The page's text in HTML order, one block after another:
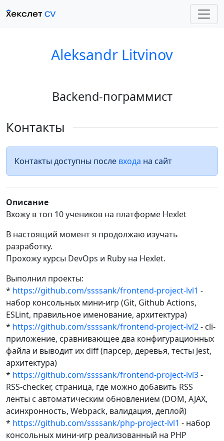
Aleksandr Litvinov
Backend-пограммист
Контакты
Контакты доступны после входа на сайт
Описание
Вхожу в топ 10 учеников на платформе Hexlet
В настоящий момент я продолжаю изучать
разработку.
Прохожу курсы DevOps и Ruby на Hexlet.
Выполнил проекты:
* https://github.com/ssssank/frontend-project-lvl1 -
набор консольных мини-игр (Git, Github Actions,
ESLint, правильное именование, архитектура)
* https://github.com/ssssank/frontend-project-lvl2- cli-
приложение, сравнивающее два конфигурационных
файла и выводит их diff (парсер, деревья, тесты Jest,
архитектура)
* https://github.com/ssssank/frontend-project-lvl3-
RSS-checker, страница, где можно добавить RSS
ленты с автоматическим обновлением (DOM, AJAX,
асинхронность, Webpack, валидация, деплой)
* https://github.com/ssssank/php-project-lvl1 - набор
консольных мини-игр реализованный на PHP